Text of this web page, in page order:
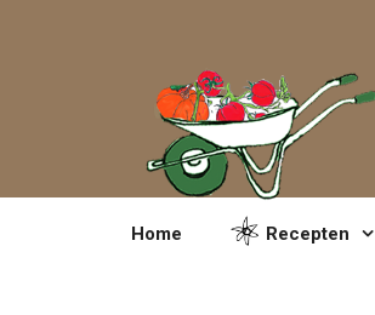
Home Recepten